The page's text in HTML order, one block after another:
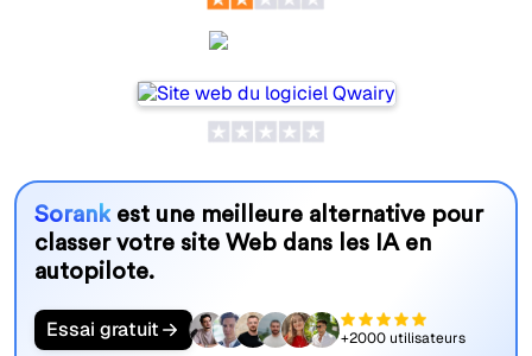
Sorankest une meilleure alternative pour
classer votre site Web dans les IA en
autopilote.
Essai gratuit +2000 utilisateurs